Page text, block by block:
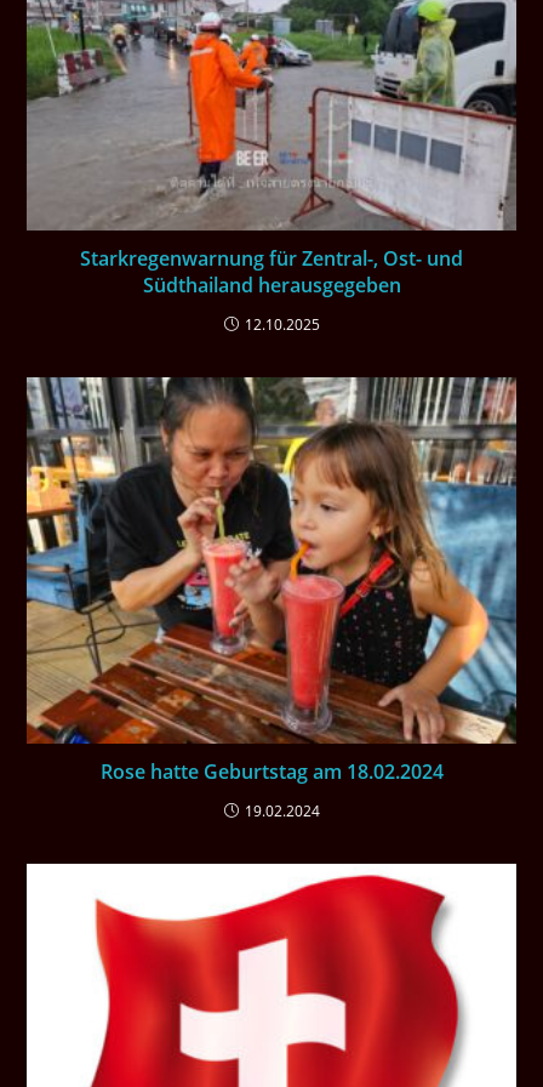
Starkregenwarnung für Zentral-, Ost- und
Südthailand herausgegeben
12.10.2025
Rose hatte Geburtstag am 18.02.2024
19.02.2024